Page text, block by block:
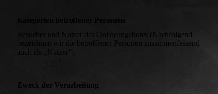
Besucher und Nutzer des Onlineangebotes (Nachfolgend
bezeichnen wir die betroffenen Personen zusammenfassend
auch als „Nutzer“).
Zweck der Verarbeitung